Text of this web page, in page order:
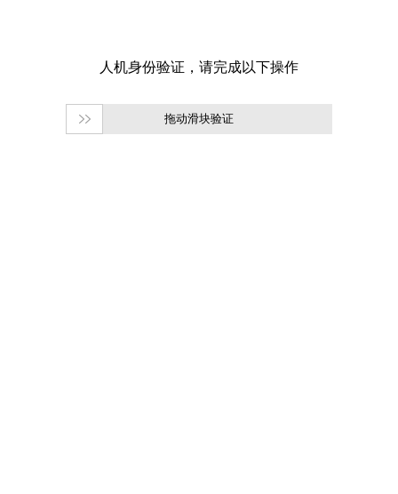
拖动滑块验证